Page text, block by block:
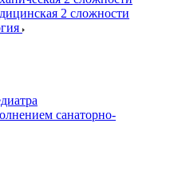
2 сложности
санаторно-